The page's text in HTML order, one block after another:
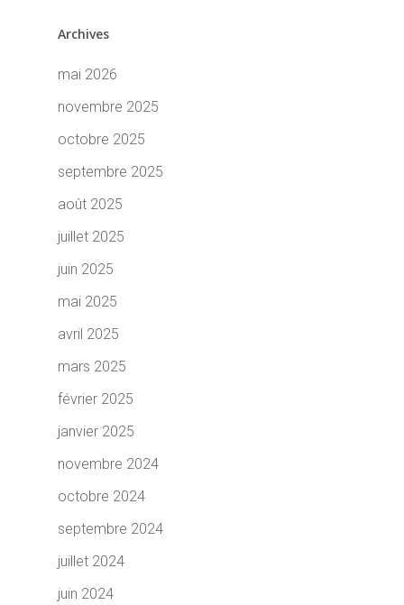
Archives
mai 2026
novembre 2025
octobre 2025
septembre 2025
août 2025
juillet 2025
juin 2025
mai 2025
avril 2025
mars 2025
février 2025
janvier 2025
novembre 2024
octobre 2024
septembre 2024
juillet 2024
juin 2024